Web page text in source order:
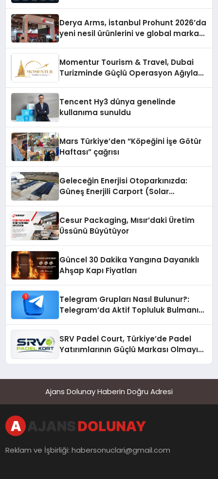
Derya Arms, İstanbul Prohunt 2026’da
yeni nesil ürünlerini ve global marka
Momentur Tourism & Travel, Dubai
Turizminde Güçlü Operasyon Ağıyla
Tencent Hy3 dünya genelinde
kullanıma sunuldu
Mars Türkiye’den “Köpeğini İşe Götür
Haftası” çağrısı
Geleceğin Enerjisi Otoparkınızda:
Güneş Enerjili Carport (Solar
Cesur Packaging, Mısır’daki Üretim
Üssünü Büyütüyor
Güncel 30 Dakika Yangına Dayanıklı
Ahşap Kapı Fiyatları
Telegram Grupları Nasıl Bulunur?:
Telegram’da Aktif Topluluk Bulmanın
SRV Padel Court, Türkiye’de Padel
Yatırımlarının Güçlü Markası Olmayı
Ajans Dolunay Haberin Doğru Adresi
Reklam ve İşbirliği:habersonuclari@gmail.com